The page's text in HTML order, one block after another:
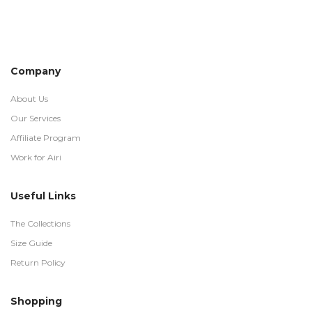
Company
About Us
Our Services
Affiliate Program
Work for Airi
Useful Links
The Collections
Size Guide
Return Policy
Shopping